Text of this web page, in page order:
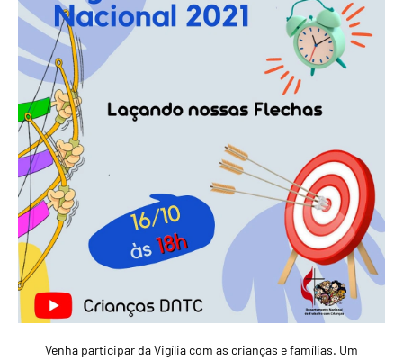
Venha participar da Vigília com as crianças e famílias. Um